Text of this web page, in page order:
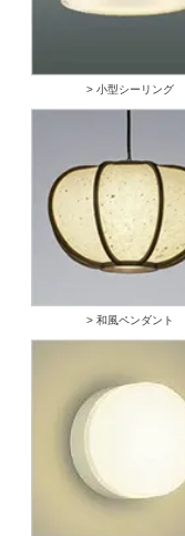
> 小型シーリング
> 和風ペンダント